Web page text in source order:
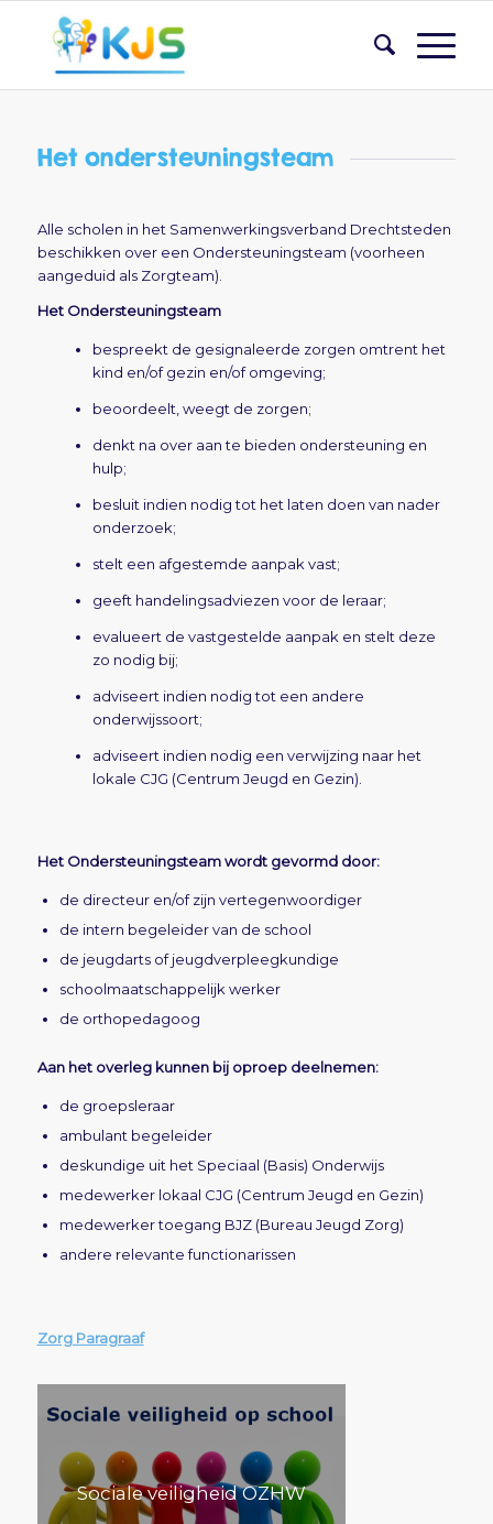
Het ondersteuningsteam
Alle scholen in het Samenwerkingsverband Drechtsteden
beschikken over een Ondersteuningsteam (voorheen
aangeduid als Zorgteam).
Het Ondersteuningsteam
bespreekt de gesignaleerde zorgen omtrent het
kind en/of gezin en/of omgeving;
beoordeelt, weegt de zorgen;
denkt na over aan te bieden ondersteuning en
hulp;
besluit indien nodig tot het laten doen van nader
onderzoek;
stelt een afgestemde aanpak vast;
geeft handelingsadviezen voor de leraar;
evalueert de vastgestelde aanpak en stelt deze
zo nodig bij;
adviseert indien nodig tot een andere
onderwijssoort;
adviseert indien nodig een verwijzing naar het
lokale CJG (Centrum Jeugd en Gezin).
Het Ondersteuningsteam wordt gevormd door:
de directeur en/of zijn vertegenwoordiger
de intern begeleider van de school
de jeugdarts of jeugdverpleegkundige
schoolmaatschappelijk werker
de orthopedagoog
Aan het overleg kunnen bij oproep deelnemen:
de groepsleraar
ambulant begeleider
deskundige uit het Speciaal (Basis) Onderwijs
medewerker lokaal CJG (Centrum Jeugd en Gezin)
medewerker toegang BJZ (Bureau Jeugd Zorg)
andere relevante functionarissen
Zorg Paragraaf
Sociale veiligheid OZHW